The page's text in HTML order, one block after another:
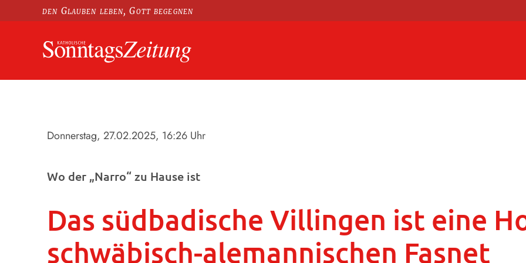
den Glauben leben, Gott begegnen
Donnerstag, 27.02.2025, 16:26 Uhr
Wo der „Narro“ zu Hause ist
Das südbadische Villingen ist eine
schwäbisch-alemannischen Fasnet